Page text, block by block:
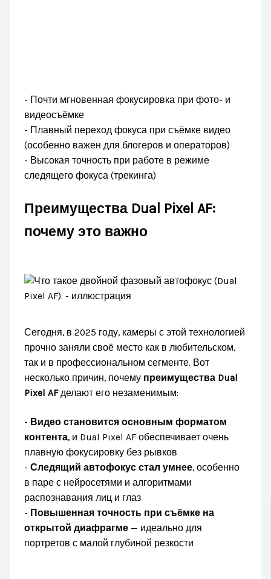
- Почти мгновенная фокусировка при фото- и
видеосъёмке
- Плавный переход фокуса при съёмке видео
(особенно важен для блогеров и операторов)
- Высокая точность при работе в режиме
следящего фокуса (трекинга)
Преимущества Dual Pixel AF:
почему это важно
Сегодня, в 2025 году, камеры с этой технологией
прочно заняли своё место как в любительском,
так и в профессиональном сегменте. Вот
несколько причин, почему преимущества Dual
Pixel AFделают его незаменимым:
- Видео становится основным форматом
контента, и Dual Pixel AF обеспечивает очень
плавную фокусировку без рывков
-Следящий автофокус стал умнее, особенно
в паре с нейросетями и алгоритмами
распознавания лиц и глаз
- Повышенная точность при съёмке на
открытой диафрагме — идеально для
портретов с малой глубиной резкости